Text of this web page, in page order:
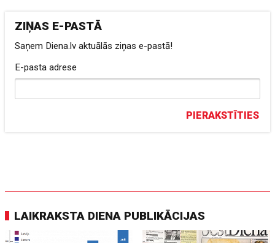
ZIŅAS E-PASTĀ
Saņem Diena.lv aktuālās ziņas e-pastā!
E-pasta adrese
PIERAKSTĪTIES
LAIKRAKSTA DIENA PUBLIKĀCIJAS